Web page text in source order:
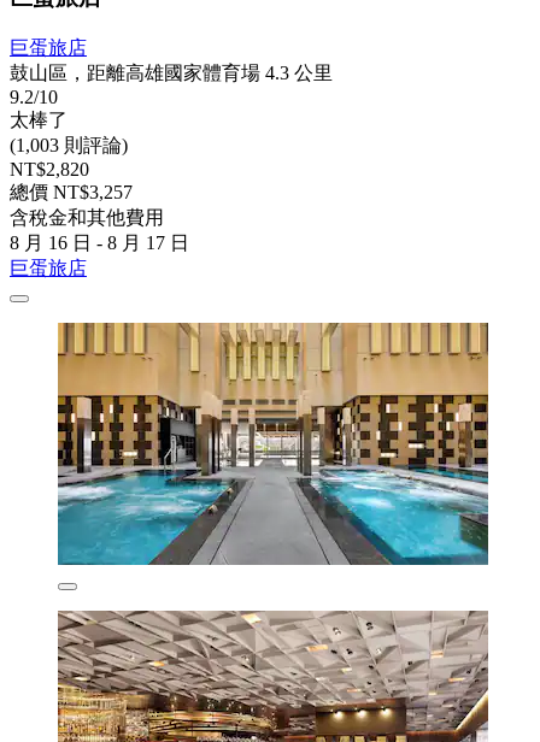
巨蛋旅店
鼓山區，距離高雄國家體育場 4.3 公里
9.2/10
太棒了
(1,003 則評論)
NT$2,820
總價 NT$3,257
含稅金和其他費用
8 月 16 日 - 8 月 17 日
巨蛋旅店